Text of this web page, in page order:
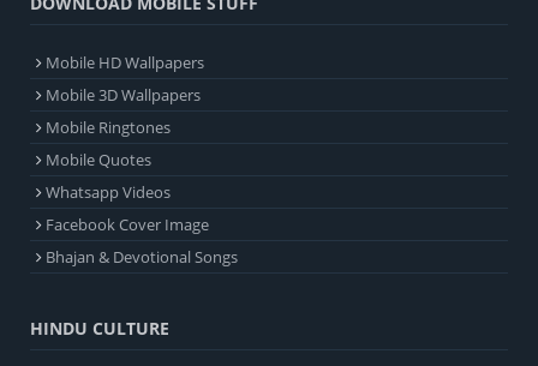
Mobile HD Wallpapers
Mobile 3D Wallpapers
Mobile Ringtones
Mobile Quotes
Whatsapp Videos
Facebook Cover Image
Bhajan & Devotional Songs
HINDU CULTURE